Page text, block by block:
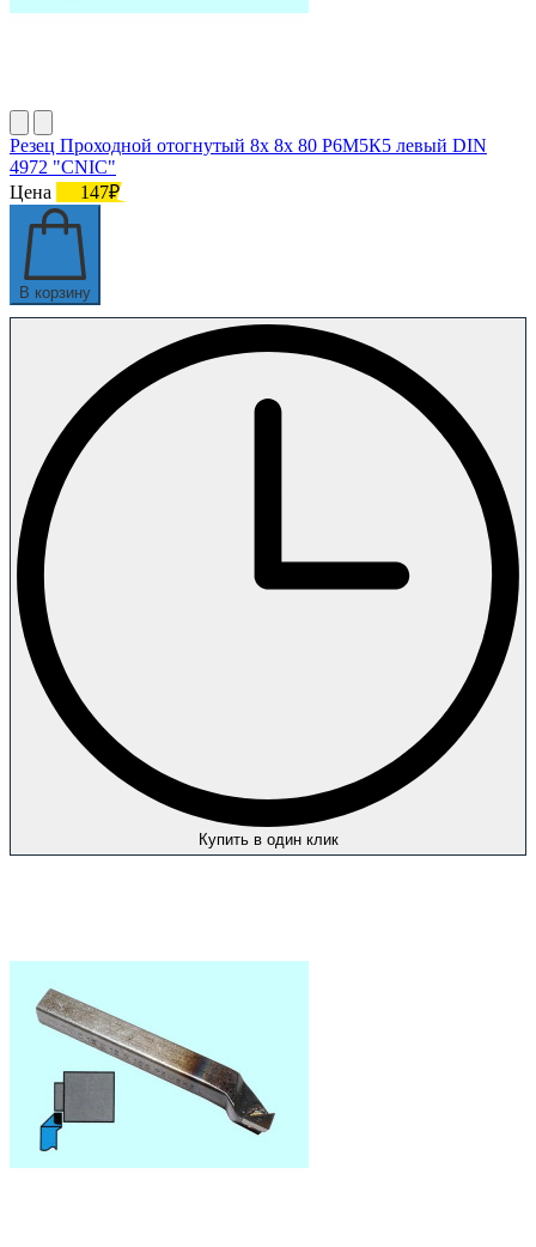
Резец Проходной отогнутый 8х 8х 80 Р6М5К5 левый DIN
4972 "CNIC"
Цена
147₽
В корзину
Купить в один клик